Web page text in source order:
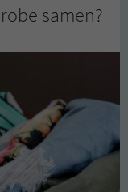
samen?